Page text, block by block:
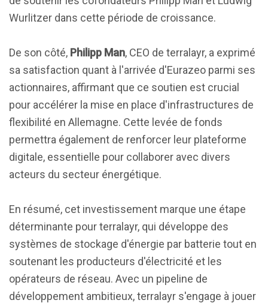
Wurlitzer dans cette période de croissance.
De son côté, Philipp Man, CEO de terralayr, a exprimé
sa satisfaction quant à l'arrivée d'Eurazeo parmi ses
actionnaires, affirmant que ce soutien est crucial
pour accélérer la mise en place d'infrastructures de
flexibilité en Allemagne. Cette levée de fonds
permettra également de renforcer leur plateforme
digitale, essentielle pour collaborer avec divers
acteurs du secteur énergétique.
En résumé, cet investissement marque une étape
déterminante pour terralayr, qui développe des
systèmes de stockage d'énergie par batterie tout en
soutenant les producteurs d'électricité et les
opérateurs de réseau. Avec un pipeline de
développement ambitieux, terralayr s'engage à jouer